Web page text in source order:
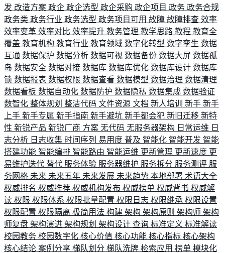
发 改造方案 政企 政企选型 政企采购 政企项目 政务 政务合规
政务类 政务行业 政务选型 政务项目可用 故障 故障排查 效率
效率变革 效率对比 效率提升 教务管理 教学思路 教程 教育全
覆盖 教育机构 教育行业 教育领域 数字化转型 数字孪生 数据
互通 数据保护 数据分析 数据可视 数据备份 数据大屏 数据孤
岛 数据安全 数据对接 数据库 数据库优化 数据库设计 数据库
锁 数据报表 数据权限 数据查看 数据模型 数据治理 数据清理
数据看板 数据自动化 数据防护 数据隐私 数据集成 数据验证
数智化 整体规划 整洁代码 文件资源 文档 新人培训 新手 新手
上手 新手专属 新手指南 新手避坑 新手都会犯 新旧迁移 新特
性 新锐产品 新锐厂商 方案 无代码 无服务器架构 日常运维 日
志分析 日志收集 时间序列 易用度 普及 智能化 智能开发 智能
搭建功能 智能编排 智能路由 智能运维 更新管理 更新速度 更
易维护迭代 替代 服务体验 服务器维护 服务拆分 服务测评 服
务网格 未来 未来五年 未来发展 未来趋势 本地部署 术语大全
权威排名 权威推荐 权威机构发布 权威榜单 权威背书 权威解
读 权限 权限体系 权限批量配置 权限日志 权限继承 权限设置
权限配置 权限隔离 极简用法 构建 架构 架构原则 架构师 架构
师复盘 架构演进 架构规划 架构设计 查询 标准定义 标准解读
校园教务 校园数字化 核心价值 核心功能 核心指标 核心架构
核心结论 案例分享 梯队划分 梯队洗牌 检索应用 榜单 模块化